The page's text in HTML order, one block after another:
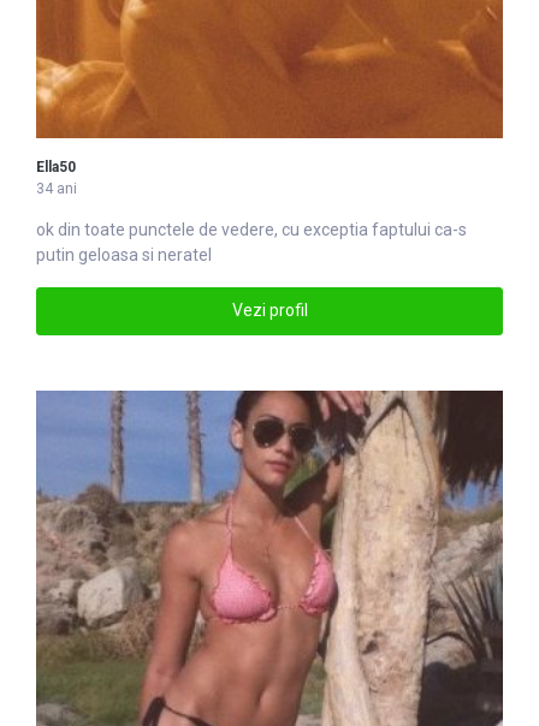
Ella50
34 ani
ok din toate punctel e de vedere, cu exceptia faptului ca-s
putin geloasa si neratel
Vezi profil